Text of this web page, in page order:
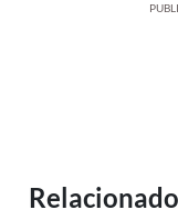
Relacionado